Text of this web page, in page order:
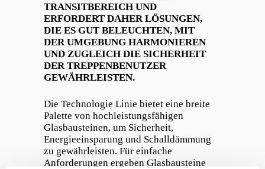
TRANSITBEREICH UND
ERFORDERT DAHER LÖSUNGEN,
DIE ES GUT BELEUCHTEN, MIT
DER UMGEBUNG HARMONIEREN
UND ZUGLEICH DIE SICHERHEIT
DER TREPPENBENUTZER
GEWÄHRLEISTEN.
Die Technologie Linie bietet eine breite
Palette von hochleistungsfähigen
Glasbausteinen, um Sicherheit,
Energieeinsparung und Schalldämmung
zu gewährleisten. Für einfache
Anforderungen ergeben Glasbausteine